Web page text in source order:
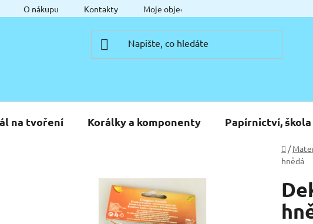
O nákupu Kontakty Moje objednávka
na tvoření Korálky a komponenty Papírnictví, škola
Domů
/
hnědá